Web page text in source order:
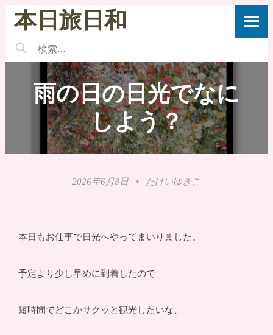
本日旅日和
雨の日の日光でなに
しよう？
2026年6月8日 • たけいゆきこ
本日もお仕事で日光へやってまいりました。
予定より少し早めに到着したので
短時間でどこかサクッと観光したいな、